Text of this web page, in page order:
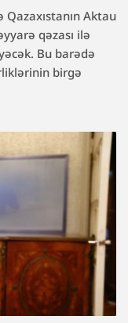
Aktau
qəzası ilə
Bu barədə
birgə